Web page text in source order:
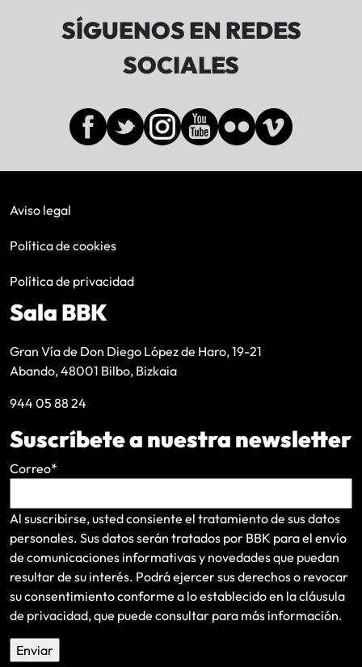
SÍGUENOS EN REDES
SOCIALES
Aviso legal
Política de cookies
Política de privacidad
Sala BBK
Gran Vía de Don Diego López de Haro, 19-21
Abando, 48001 Bilbo, Bizkaia
944 05 88 24
Suscríbete a nuestra newsletter
Correo*
Al suscribirse, usted consiente el tratamiento de sus datos
personales. Sus datos serán tratados por BBK para el envío
de comunicaciones informativas y novedades que puedan
resultar de su interés. Podrá ejercer sus derechos o revocar
su consentimiento conforme a lo establecido en lacláusula
de privacidad, que puede consultar para más información.